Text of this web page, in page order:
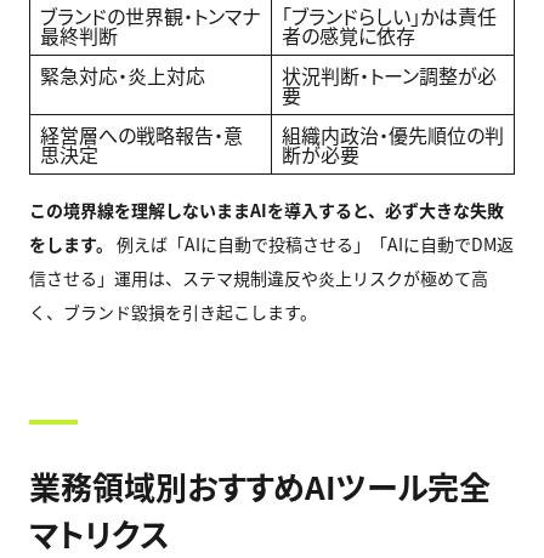
ブランドの世界観・トンマナ
最終判断
「ブランドらしい」かは責任
者の感覚に依存
緊急対応・炎上対応
状況判断・トーン調整が必
要
経営層への戦略報告・意
思決定
組織内政治・優先順位の判
断が必要
この境界線を理解しないままAIを導入すると、必ず大きな失敗
をします。 例えば「AIに自動で投稿させる」「AIに自動でDM返
信させる」運用は、ステマ規制違反や炎上リスクが極めて高
く、ブランド毀損を引き起こします。
業務領域別おすすめAIツール完全
マトリクス